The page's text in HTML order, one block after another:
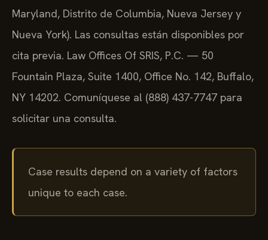
Maryland, Distrito de Columbia, Nueva Jersey y
Nueva York). Las consultas están disponibles por
cita previa. Law Offices Of SRIS, P.C. — 50
Fountain Plaza, Suite 1400, Office No. 142, Buffalo,
NY 14202. Comuníquese al (888) 437-7747 para
solicitar una consulta.
Case results depend on a variety of factors
unique to each case.